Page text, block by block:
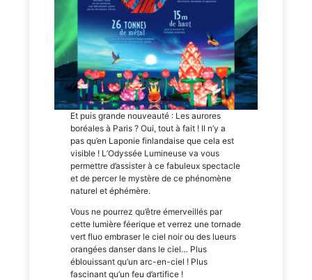
Et puis grande nouveauté : Les aurores
boréales à Paris ? Oui, tout à fait ! Il n’y a
pas qu’en Laponie finlandaise que cela est
visible ! L’Odyssée Lumineuse va vous
permettre d’assister à ce fabuleux spectacle
et de percer le mystère de ce phénomène
naturel et éphémère.
Vous ne pourrez qu’être émerveillés par
cette lumière féerique et verrez une tornade
vert fluo embraser le ciel noir ou des lueurs
orangées danser dans le ciel… Plus
éblouissant qu’un arc-en-ciel ! Plus
fascinant qu’un feu d’artifice !